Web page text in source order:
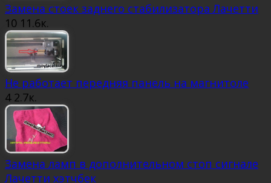
Замена стоек заднего стабилизатора Лачетти
10 11.6к.
Не работает передняя панель на магнитоле
4 2.7к.
Замена ламп в дополнительном стоп сигнале
Лачетти хэтчбек